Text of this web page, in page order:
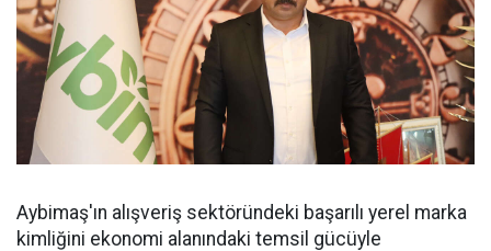
Aybimaş'ın alışveriş sektöründeki başarılı yerel marka
kimliğini ekonomi alanındaki temsil gücüyle